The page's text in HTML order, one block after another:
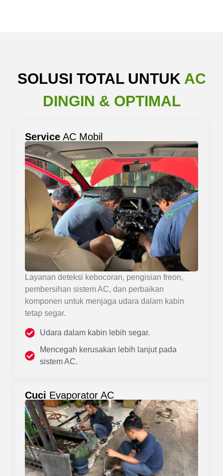
SOLUSI TOTAL UNTUK AC
DINGIN & OPTIMAL
Service AC Mobil
Layanan deteksi kebocoran, pengisian freon,
pembersihan sistem AC, dan perbaikan
komponen untuk menjaga udara dalam kabin
tetap segar.
Udara dalam kabin lebih segar.
Mencegah kerusakan lebih lanjut pada
sistem AC.
Cuci Evaporator AC